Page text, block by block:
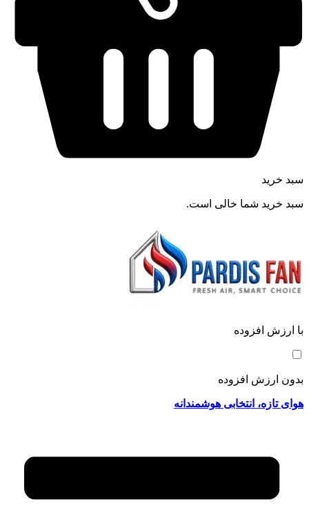
سبد خرید
سبد خرید شما خالی است.
با ارزش افزوده
بدون ارزش افزوده
هوای تازه، انتخابی هوشمندانه